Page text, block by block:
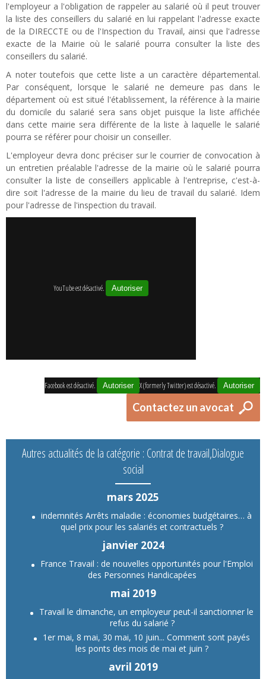
l'employeur a l'obligation de rappeler au salarié où il peut trouver
la liste des conseillers du salarié en lui rappelant l'adresse exacte
de la DIRECCTE ou de l'Inspection du Travail, ainsi que l'adresse
exacte de la Mairie où le salarié pourra consulter la liste des
conseillers du salarié.
A noter toutefois que cette liste a un caractère départemental.
Par conséquent, lorsque le salarié ne demeure pas dans le
département où est situé l'établissement, la référence à la mairie
du domicile du salarié sera sans objet puisque la liste affichée
dans cette mairie sera différente de la liste à laquelle le salarié
pourra se référer pour choisir un conseiller.
L'employeur devra donc préciser sur le courrier de convocation à
un entretien préalable l'adresse de la mairie où le salarié pourra
consulter la liste de conseillers applicable à l'entreprise, c'est-à-
dire soit l'adresse de la mairie du lieu de travail du salarié. Idem
pour l'adresse de l'inspection du travail.
YouTube est désactivé. Autoriser
X (formerly Twitter) est désactivé. Autoriser
Facebook est désactivé. Autoriser
Contactez un avocat
Autres actualités de la catégorie : Contrat de travail,Dialogue
social
mars 2025
indemnités Arrêts maladie : économies budgétaires… à
quel prix pour les salariés et contractuels ?
janvier 2024
France Travail : de nouvelles opportunités pour l'Emploi
des Personnes Handicapées
mai 2019
Travail le dimanche, un employeur peut-il sanctionner le
refus du salarié ?
1er mai, 8 mai, 30 mai, 10 juin... Comment sont payés
les ponts des mois de mai et juin ?
avril 2019